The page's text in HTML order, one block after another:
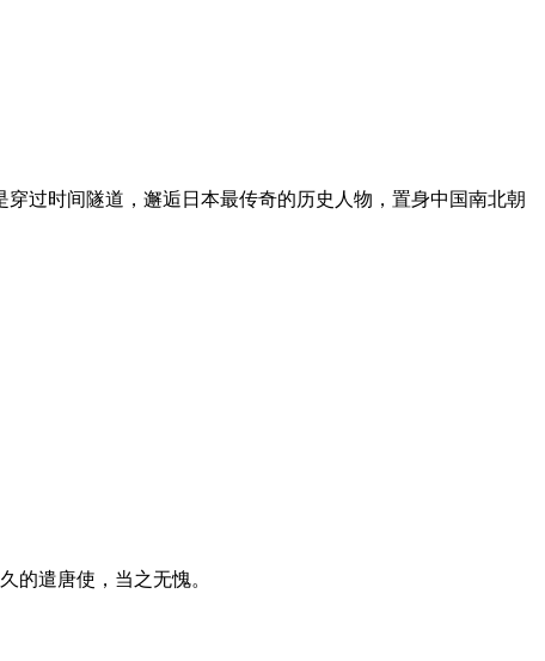
过时间隧道，邂逅日本最传奇的历史人物，置身中国南北朝
的遣唐使，当之无愧。